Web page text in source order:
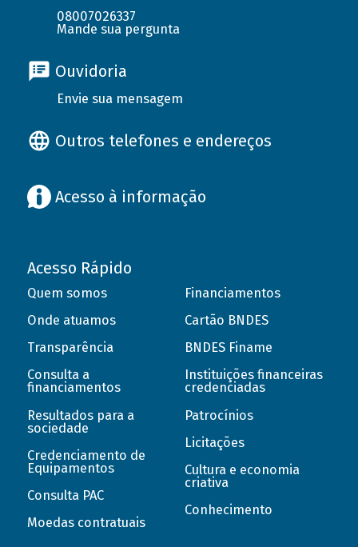
08007026337
Mande sua pergunta
Ouvidoria
Envie sua mensagem
Outros telefones e endereços
Acesso à informação
Acesso Rápido
Quem somos
Onde atuamos
Transparência
Consulta a
financiamentos
Resultados para a
sociedade
Credenciamento de
Equipamentos
Consulta PAC
Moedas contratuais
Financiamentos
Cartão BNDES
BNDES Finame
Instituições financeiras
credenciadas
Patrocínios
Licitações
Cultura e economia
criativa
Conhecimento